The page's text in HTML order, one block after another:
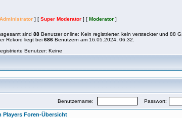
Administrator ] [ Super Moderator ] [ Moderator ]
sind 88 Benutzer online: Kein registrierter, kein versteckter und 88
Rekord liegt bei 686 Benutzern am 16.05.2024, 06:32.
Benutzer: Keine
Benutzername: Passwort:
Players Foren-Übersicht